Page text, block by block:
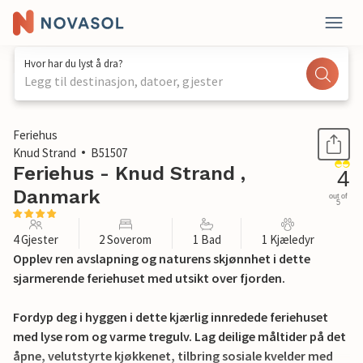
Hvor har du lyst å dra?
Legg til destinasjon, datoer, gjester
1 / 16
Feriehus
Knud Strand
B51507
Feriehus - Knud Strand ,
Danmark
4
out of
5
4 Gjester 2 Soverom 1 Bad 1 Kjæledyr
Opplev ren avslapning og naturens skjønnhet i dette
sjarmerende feriehuset med utsikt over fjorden.
Fordyp deg i hyggen i dette kjærlig innredede feriehuset
med lyse rom og varme tregulv. Lag deilige måltider på det
åpne, velutstyrte kjøkkenet, tilbring sosiale kvelder med